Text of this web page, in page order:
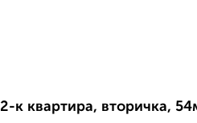
2-к квартира, вторичка,